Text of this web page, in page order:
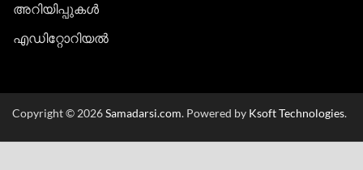
അറിയിപ്പുകള്‍
എഡിറ്റോറിയല്‍
Copyright © 2026Samadarsi.com. Powered by Ksoft Technologies.